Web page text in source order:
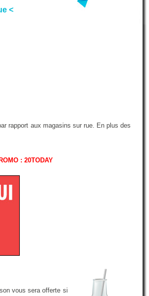
<
rapport aux magasins sur rue. En plus des
: 20TODAY
vous sera offerte si